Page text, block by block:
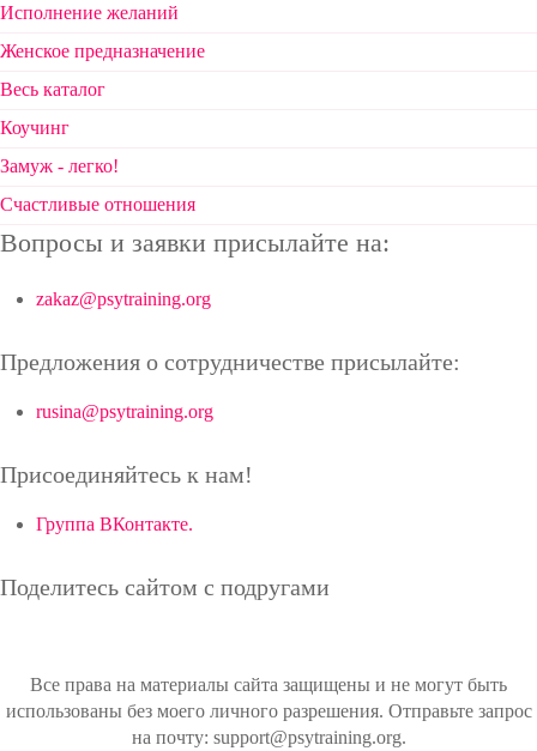
Исполнение желаний
Женское предназначение
Весь каталог
Коучинг
Замуж - легко!
Счастливые отношения
Вопросы и заявки присылайте на:
zakaz@psytraining.org
Предложения о сотрудничестве присылайте:
rusina@psytraining.org
Присоединяйтесь к нам!
Группа ВКонтакте.
Поделитесь сайтом с подругами
Все права на материалы сайта защищены и не могут быть
использованы без моего личного разрешения. Отправьте запрос
на почту: support@psytraining.org.